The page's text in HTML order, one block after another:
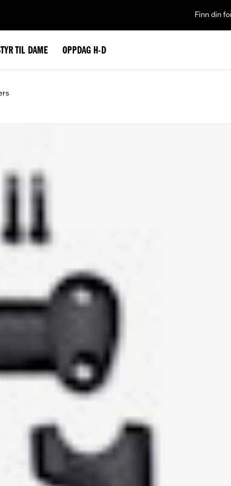
Finn din
TIL DAME OPPDAG H-D